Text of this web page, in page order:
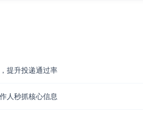
提升投递通过率
人秒抓核心信息